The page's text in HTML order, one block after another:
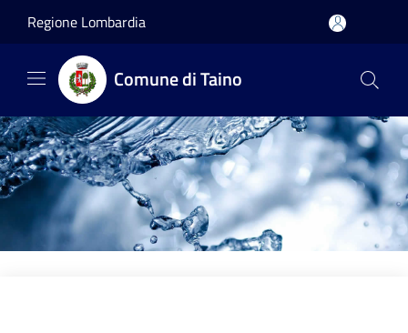
Regione Lombardia
Comune di Taino